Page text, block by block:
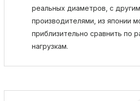
реальных диаметров, с
производителями, из японии
приблизительно сравнить по
нагрузкам.